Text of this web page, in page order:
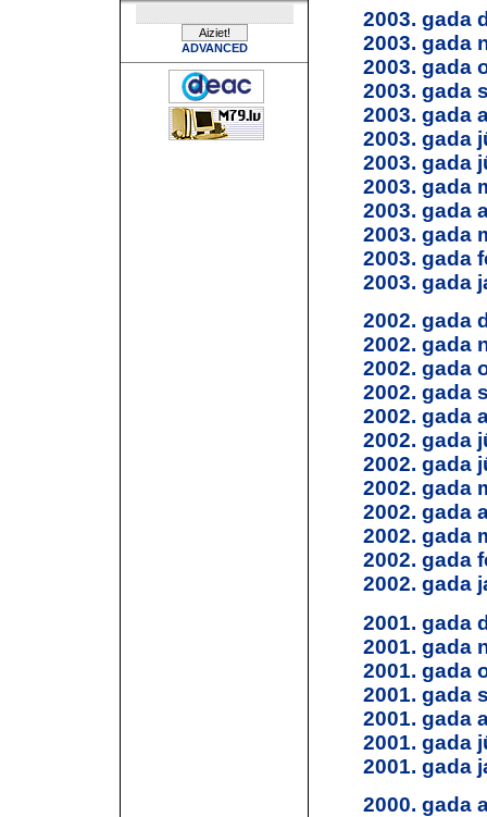
ADVANCED
2003. gada
2003. gada
2003. gada
2003. gada
2003. gada
2003. gada
2003. gada
2003. gada
2003. gada
2003. gada
2003. gada
2003. gada
2002. gada
2002. gada
2002. gada
2002. gada
2002. gada
2002. gada
2002. gada
2002. gada
2002. gada
2002. gada
2002. gada
2002. gada
2001. gada
2001. gada
2001. gada
2001. gada
2001. gada
2001. gada
2001. gada
2000. gada